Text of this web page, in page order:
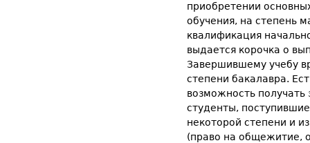
приобретении
обучения, на степень
квалификация
выдается корочка о
Завершившему учебу
степени бакалавра.
возможность
студенты,
некоторой степени и
(право на общежитие,